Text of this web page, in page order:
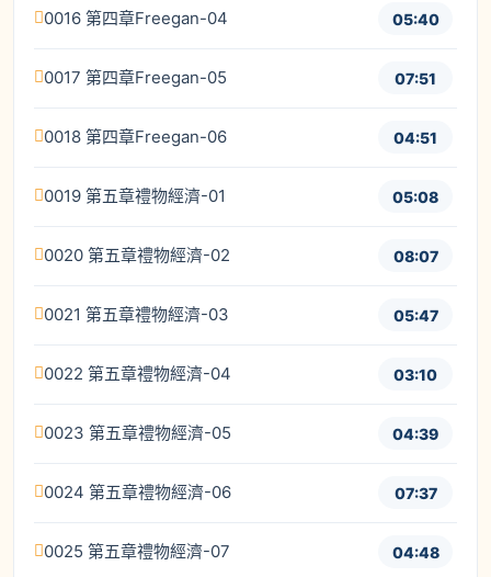
0016 第四章Freegan-04 05:40
0017 第四章Freegan-05 07:51
0018 第四章Freegan-06 04:51
0019 第五章禮物經濟-01 05:08
0020 第五章禮物經濟-02 08:07
0021 第五章禮物經濟-03 05:47
0022 第五章禮物經濟-04 03:10
0023 第五章禮物經濟-05 04:39
0024 第五章禮物經濟-06 07:37
0025 第五章禮物經濟-07 04:48